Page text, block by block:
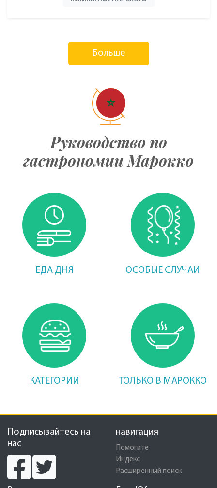
Больше
Руководство по
гастрономии Марокко
ЕДА ДНЯ ОСОБЫЕ СЛУЧАИ
КАТЕГОРИИ ТОЛЬКО В МАРОККО
Подписывайтесь на
нас
навигация
Помогите
Индекс
Расширенный поиск